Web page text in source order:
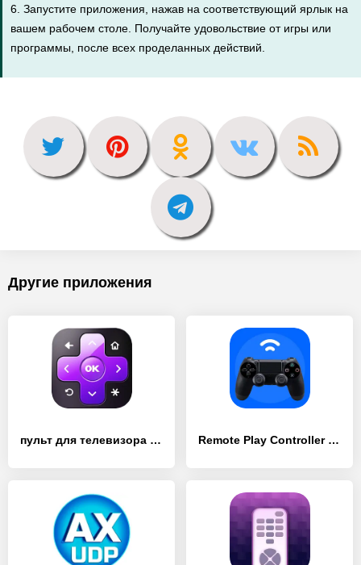
6. Запустите приложения, нажав на соответствующий ярлык на
вашем рабочем столе. Получайте удовольствие от игры или
программы, после всех проделанных действий.
Другие приложения
пульт для телевизора Roku - [Без рекламы] Remote Play Controller for PS - [Премиум версия]